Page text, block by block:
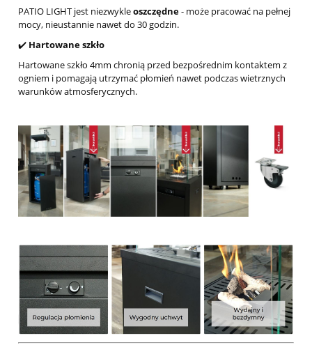
PATIO LIGHT jest niezwykleoszczędne- może pracować na pełnej
mocy, nieustannie nawet do 30 godzin.
✔️ Hartowane szkło
Hartowane szkło 4mm chronią przed bezpośrednim kontaktem z
ogniem i pomagają utrzymać płomień nawet podczas wietrznych
warunków atmosferycznych.